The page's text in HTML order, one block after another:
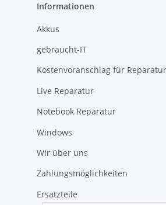
Informationen
Akkus
gebraucht-IT
Kostenvoranschlag für
Live Reparatur
Notebook Reparatur
Windows
Wir über uns
Zahlungsmöglichkeiten
Ersatzteile